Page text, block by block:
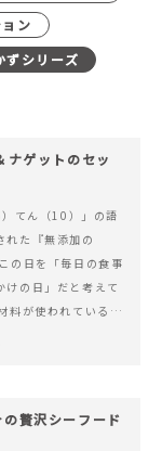
ン
ずシリーズ
ナゲットのセッ
てん（10）」の語
れた『無添加の
の日を「毎日の食事
けの日」だと考えて
料が使われているの
られているのか。&
6月10日（無添加
贅沢シーフード